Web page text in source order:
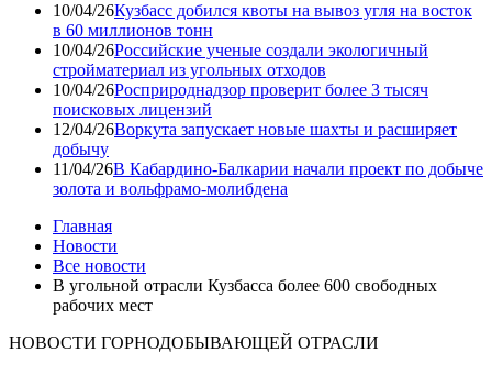
10/04/26Кузбасс добился квоты на вывоз угля на восток
в 60 миллионов тонн
10/04/26Российские ученые создали экологичный
стройматериал из угольных отходов
10/04/26Росприроднадзор проверит более 3 тысяч
поисковых лицензий
12/04/26Воркута запускает новые шахты и расширяет
добычу
11/04/26В Кабардино-Балкарии начали проект по добыче
золота и вольфрамо-молибдена
Главная
Новости
Все новости
В угольной отрасли Кузбасса более 600 свободных
рабочих мест
НОВОСТИ ГОРНОДОБЫВАЮЩЕЙ ОТРАСЛИ